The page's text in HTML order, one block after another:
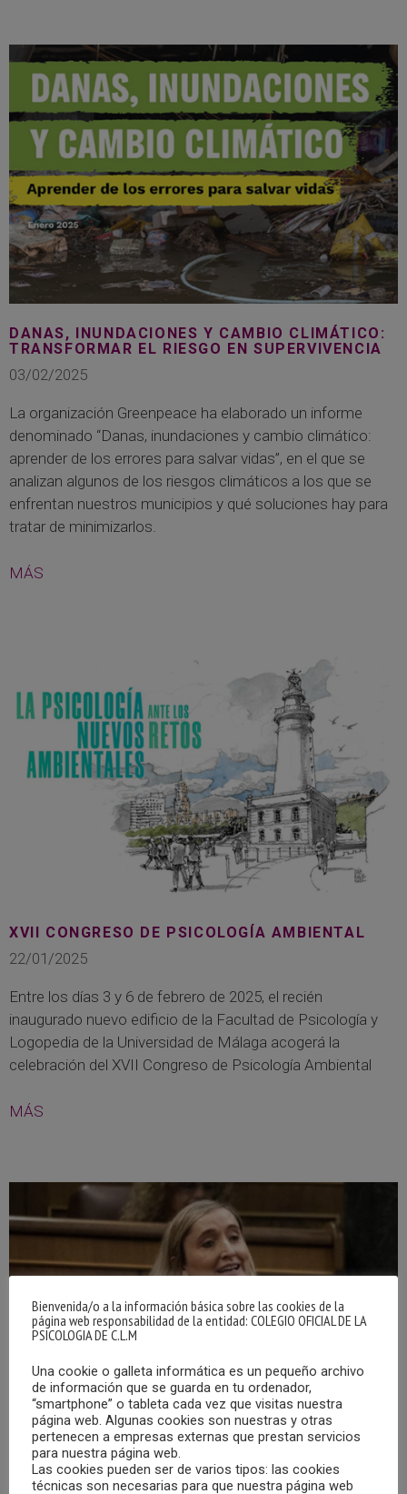
DANAS, INUNDACIONES Y CAMBIO CLIMÁTICO:
TRANSFORMAR EL RIESGO EN SUPERVIVENCIA
03/02/2025
La organización Greenpeace ha elaborado un informe
denominado “Danas, inundaciones y cambio climático:
aprender de los errores para salvar vidas”, en el que se
analizan algunos de los riesgos climáticos a los que se
enfrentan nuestros municipios y qué soluciones hay para
tratar de minimizarlos.
MÁS
XVII CONGRESO DE PSICOLOGÍA AMBIENTAL
22/01/2025
Entre los días 3 y 6 de febrero de 2025, el recién
inaugurado nuevo edificio de la Facultad de Psicología y
Logopedia de la Universidad de Málaga acogerá la
celebración del XVII Congreso de Psicología Ambiental
MÁS
SUMAR PRESENTA EN EL CONGRESO UNA PNL
SOBRE DESARROLLO E IMPLANTACIÓN DEL
Bienvenida/o a la información básica sobre las cookies de la
página web responsabilidad de la entidad: COLEGIO OFICIAL DE LA
PSICOLOGIA DE C.L.M
Una cookie o galleta informática es un pequeño archivo
de información que se guarda en tu ordenador,
“smartphone” o tableta cada vez que visitas nuestra
página web. Algunas cookies son nuestras y otras
pertenecen a empresas externas que prestan servicios
para nuestra página web.
Las cookies pueden ser de varios tipos: las cookies
técnicas son necesarias para que nuestra página web